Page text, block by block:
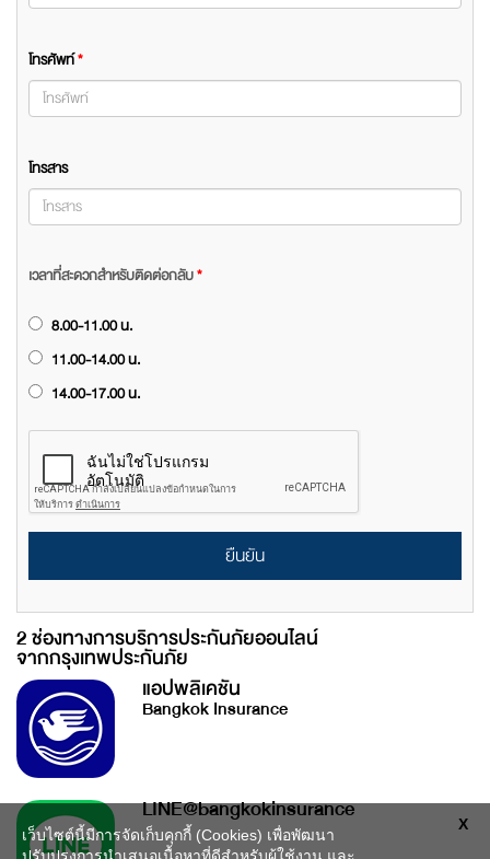
โทรศัพท์*
โทรสาร
เวลาที่สะดวกสำหรับติดต่อกลับ*
8.00-11.00 น.
11.00-14.00 น.
14.00-17.00 น.
ยืนยัน
2 ช่องทางการบริการประกันภัยออนไลน์
จากกรุงเทพประกันภัย
แอปพลิเคชัน
Bangkok Insurance
LINE@bangkokinsurance X
เว็บไซต์นี้มีการจัดเก็บคุกกี้ (Cookies) เพื่อพัฒนา